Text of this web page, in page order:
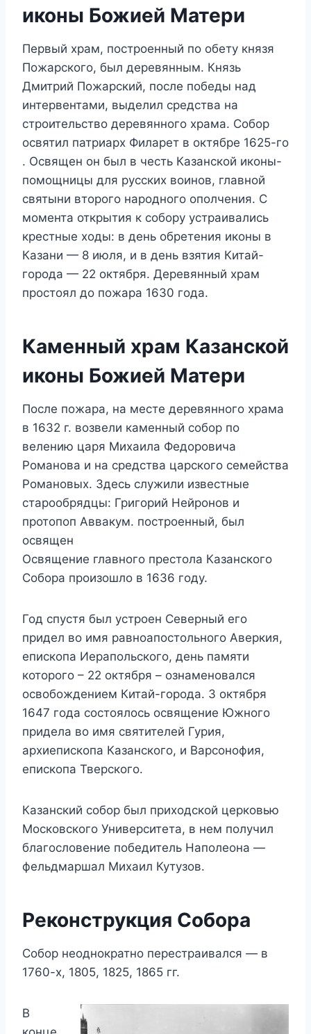
иконы Божией Матери
Первый храм, построенный по обету князя
Пожарского, был деревянным. Князь
Дмитрий Пожарский, после победы над
интервентами, выделил средства на
строительство деревянного храма. Собор
освятил патриарх Филарет в октябре 1625-го
. Освящен он был в честь Казанской иконы-
помощницы для русских воинов, главной
святыни второго народного ополчения. С
момента открытия к собору устраивались
крестные ходы: в день обретения иконы в
Казани — 8 июля, и в день взятия Китай-
города — 22 октября. Деревянный храм
простоял до пожара 1630 года.
Каменный храм Казанской
иконы Божией Матери
После пожара, на месте деревянного храма
в 1632 г. возвели каменный собор по
велению царя Михаила Федоровича
Романова и на средства царского семейства
Романовых. Здесь служили известные
старообрядцы: Григорий Нейронов и
протопоп Аввакум. построенный, был
освящен
Освящение главного престола Казанского
Собора произошло в 1636 году.
Год спустя был устроен Северный его
придел во имя равноапостольного Аверкия,
епископа Иерапольского, день памяти
которого – 22 октября – ознаменовался
освобождением Китай-города. 3 октября
1647 года состоялось освящение Южного
придела во имя святителей Гурия,
архиепископа Казанского, и Варсонофия,
епископа Тверского.
Казанский собор был приходской церковью
Московского Университета, в нем получил
благословение победитель Наполеона —
фельдмаршал Михаил Кутузов.
Реконструкция Собора
Собор неоднократно перестраивался — в
1760-х, 1805, 1825, 1865 гг.
В